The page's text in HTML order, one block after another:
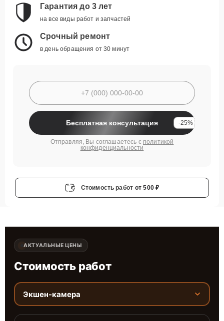
Гарантия до 3 лет
на все виды работ и запчастей
Срочный ремонт
в день обращения от 30 минут
Бесплатная консультация -25%
Отправляя, Вы соглашаетесь с политикой
конфиденциальности
Стоимость работ от 500 ₽
АКТУАЛЬНЫЕ ЦЕНЫ
Стоимость работ
Экшен-камера